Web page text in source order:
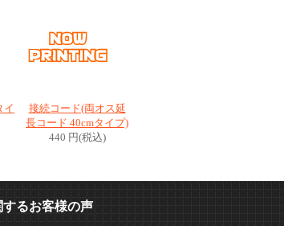
イ
接続コード(両オス延
長コード 40cmタイプ)
440 円(税込)
するお客様の声